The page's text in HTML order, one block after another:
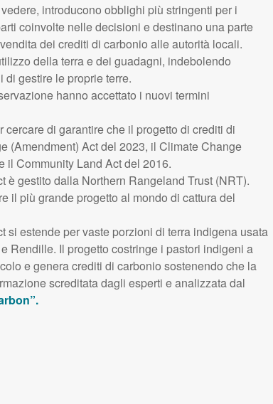
introducono obblighi più stringenti per i
coinvolte nelle decisioni e destinano una parte
dei crediti di carbonio alle autorità locali.
della terra e dei guadagni, indebolendo
gestire le proprie terre.
hanno accettato i nuovi termini
di garantire che il progetto di crediti di
(Amendment) Act del 2023, il Climate Change
il Community Land Act del 2016.
è gestito dalla Northern Rangeland Trust (NRT).
il più grande progetto al mondo di cattura del
si estende per vaste porzioni di terra indigena usata
Rendille. Il progetto costringe i pastori indigeni a
e genera crediti di carbonio sostenendo che la
screditata dagli esperti e analizzata dal